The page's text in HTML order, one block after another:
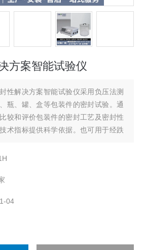
方案智能试验仪
性解决方案智能试验仪采用负压法测
瓶、罐、盒等包装件的密封试验。通
较和评价包装件的密封工艺及密封性
术指标提供科学依据。也可用于经跌
04